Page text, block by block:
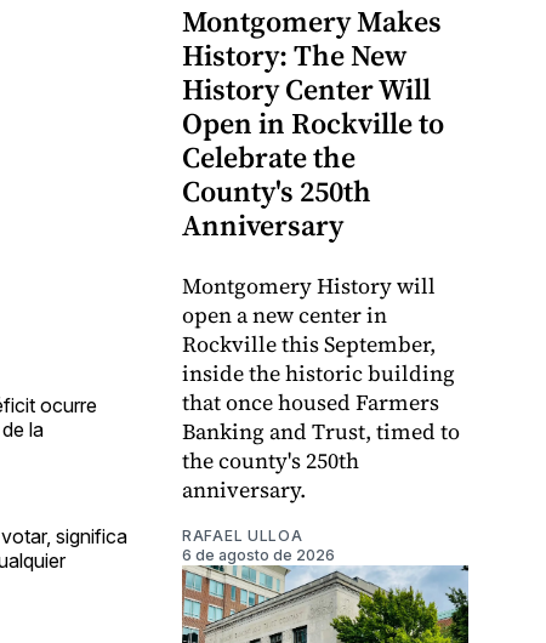
ocurre
la
significa
Montgomery Makes
History: The New
History Center Will
Open in Rockville to
Celebrate the
County's 250th
Anniversary
Montgomery History will
open a new center in
Rockville this September,
inside the historic building
that once housed Farmers
Banking and Trust, timed to
the county's 250th
anniversary.
RAFAEL ULLOA
6 de agosto de 2026